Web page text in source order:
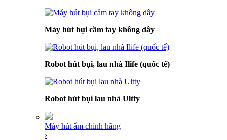
Máy hút bụi cầm tay không dây
Robot hút bụi, lau nhà Ilife (quốc tế)
Robot hút bụi lau nhà Ultty
Máy hút ẩm chính hãng
›